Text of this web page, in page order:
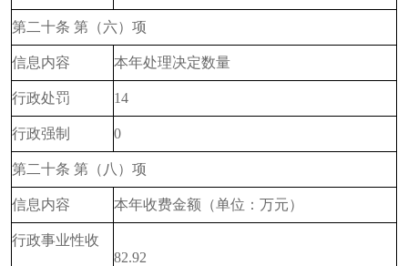
第二十条 第（六）项
信息内容 本年处理决定数量
行政处罚 14
行政强制 0
第二十条 第（八）项
信息内容 本年收费金额（单位：万元）
行政事业性收
82.92